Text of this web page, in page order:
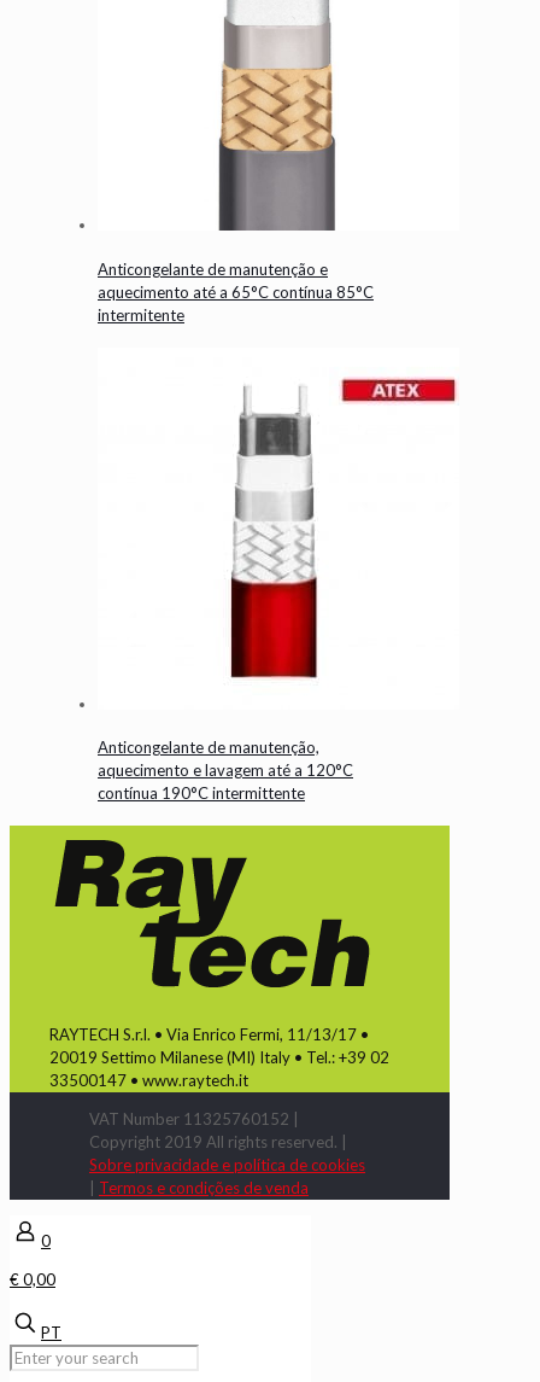
Anticongelante de manutenção e
aquecimento até a 65°C contínua 85°C
intermitente
Anticongelante de manutenção,
aquecimento e lavagem até a 120°C
contínua 190°C intermittente
RAYTECH S.r.l. • Via Enrico Fermi, 11/13/17 •
20019 Settimo Milanese (MI) Italy • Tel.: +39 02
33500147 • www.raytech.it
VAT Number 11325760152 |
Copyright 2019 All rights reserved. |
Sobre privacidade e política de cookies
Termos e condições de venda
0
€ 0,00
PT